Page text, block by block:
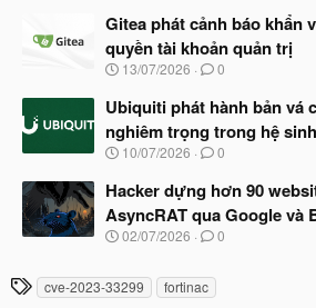
đ
ầ
u
à
y
b
ắ
đ
ầ
u
Gitea phát cảnh báo khẩn
quyền tài khoản quản trị
N
à
b
ắ
đ
ầ
u
13/07/2026 0
Ubiquiti phát hành bản vá
nghiêm trọng trong hệ
N
à
b
ắ
đ
ầ
10/07/2026 0
Hacker dựng hơn 90
AsyncRAT qua Google và
N
y
02/07/2026 0
Tcve-2023-33299 fortinac